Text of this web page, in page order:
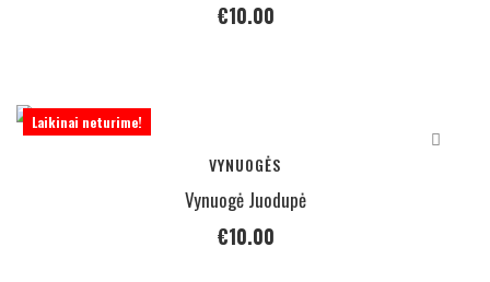
€10.00
Laikinai neturime!
VYNUOGĖS
Vynuogė Juodupė
€10.00